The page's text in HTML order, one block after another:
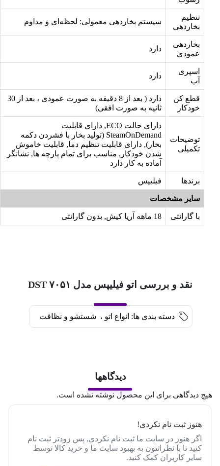
تنظیم
بخاردهی
سیستم بخاردهی معمولی: لحظه‌ای و مداوم
بخاردهی
عمودی
دارد
اسپری
آب
دارد
قطع کن
خودکار
دارد ( بعد از 8 دقیقه به صورت عمودی ، بعد از 30
ثانیه به صورت افقی)
توضیحات
تکمیلی
دارای حالت ECO, دارای قابلیت
SteamOnDemand (تولید بخار با فشردن دکمه
بخار), دارای قابلیت تنظیم دما, قابلیت خاموش
شدن خودکار, مناسب برای تمام پارچه ها, نشانگر
آماده به کار دارد
برندها فیلیپس
سایر مشخصات
با گارانتی 18 ماهه آریا کیش, بدون گارانتی
نقد و بررسی اتو فیلیپس مدل DST ۷۰۵۱
دسته بندی ها: انواع اتو ، شستشو و نظافت
دیدگاهها
هیچ دیدگاهی برای این محصول نوشته نشده است.
هنوز ثبت نام نکردی!
اگر هنوز در سایت ما ثبت نام نکردی, پس زودتر ثبت نام
کنید تا با نظراتتون به بهبود سایت ما و خرید کالا توسط
سایر کاربران کمک کنید.